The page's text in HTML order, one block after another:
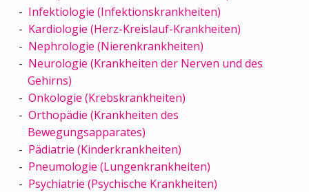
Infektiologie (Infektionskrankheiten)
Kardiologie (Herz-Kreislauf-Krankheiten)
Nephrologie (Nierenkrankheiten)
Neurologie (Krankheiten der Nerven und des
Gehirns)
Onkologie (Krebskrankheiten)
Orthopädie (Krankheiten des
Bewegungsapparates)
Pädiatrie (Kinderkrankheiten)
Pneumologie (Lungenkrankheiten)
Psychiatrie (Psychische Krankheiten)